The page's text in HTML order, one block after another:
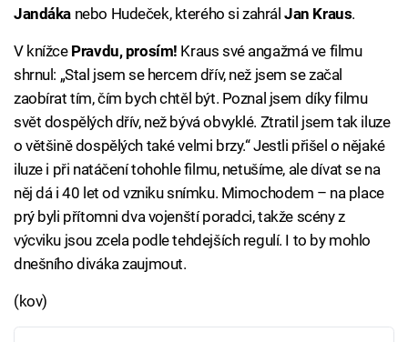
Jandáka nebo Hudeček, kterého si zahrálJan Kraus.
V knížce Pravdu, prosím! Kraus své angažmá ve filmu
shrnul: „Stal jsem se hercem dřív, než jsem se začal
zaobírat tím, čím bych chtěl být. Poznal jsem díky filmu
svět dospělých dřív, než bývá obvyklé. Ztratil jsem tak iluze
o většině dospělých také velmi brzy.“ Jestli přišel o nějaké
iluze i při natáčení tohohle filmu, netušíme, ale dívat se na
něj dá i 40 let od vzniku snímku. Mimochodem – na place
prý byli přítomni dva vojenští poradci, takže scény z
výcviku jsou zcela podle tehdejších regulí. I to by mohlo
dnešního diváka zaujmout.
(kov)